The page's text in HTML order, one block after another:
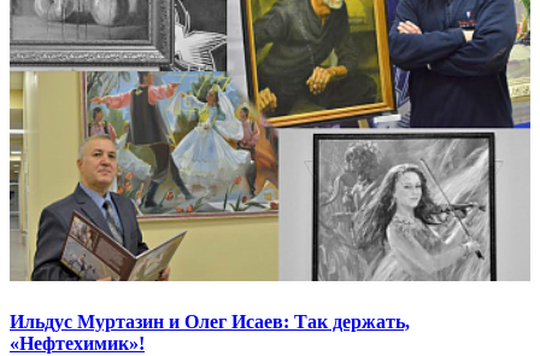
Ильдус Муртазин и Олег Исаев: Так держать,
«Нефтехимик»!